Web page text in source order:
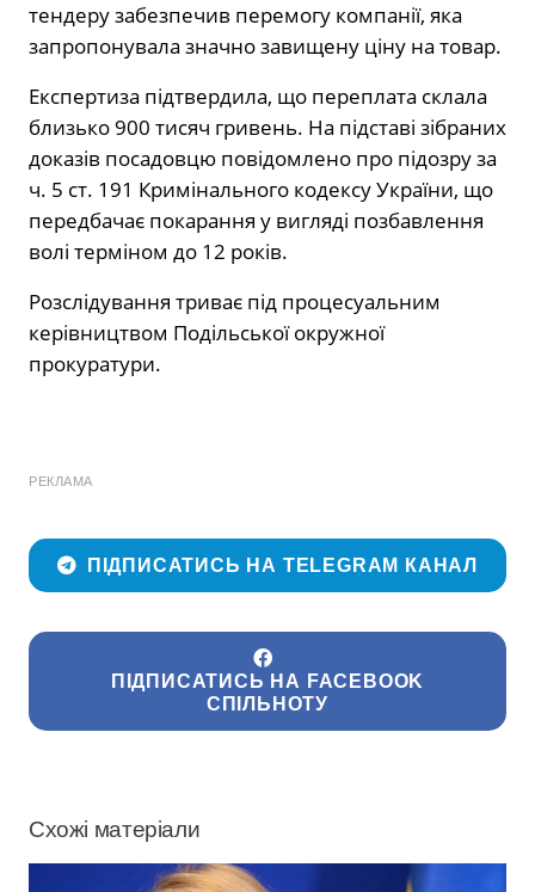
тендеру забезпечив перемогу компанії, яка
запропонувала значно завищену ціну на товар.
Експертиза підтвердила, що переплата склала
близько 900 тисяч гривень. На підставі зібраних
доказів посадовцю повідомлено про підозру за
ч. 5 ст. 191 Кримінального кодексу України, що
передбачає покарання у вигляді позбавлення
волі терміном до 12 років.
Розслідування триває під процесуальним
керівництвом Подільської окружної
прокуратури.
РЕКЛАМА
ПІДПИСАТИСЬ НА TELEGRAM КАНАЛ
ПІДПИСАТИСЬ НА FACEBOOK
СПІЛЬНОТУ
Схожі матеріали